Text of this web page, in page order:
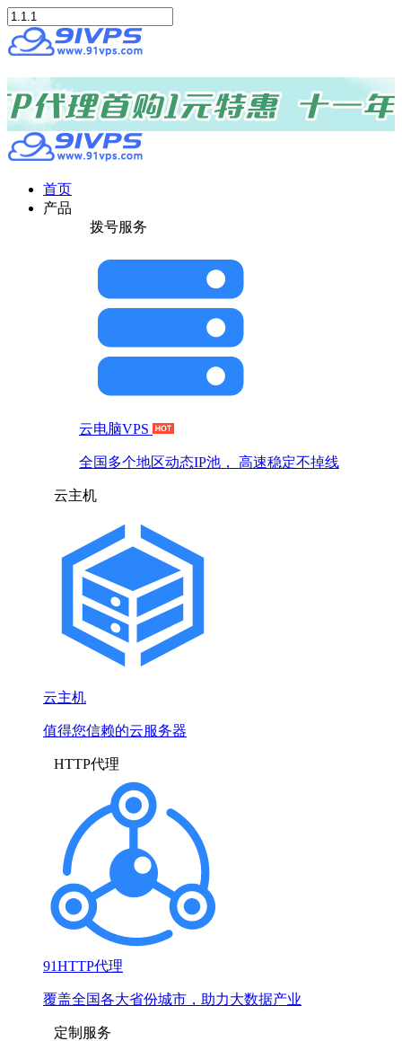
首页
产品
拨号服务
云电脑VPS
全国多个地区动态IP池， 高速稳定不掉线
云主机
云主机
值得您信赖的云服务器
HTTP代理
91HTTP代理
覆盖全国各大省份城市，助力大数据产业
定制服务